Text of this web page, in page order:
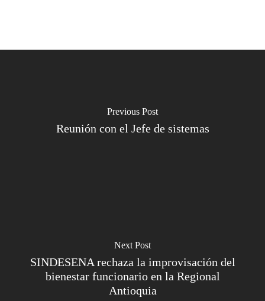
Previous Post
Reunión con el Jefe de sistemas
Next Post
SINDESENA rechaza la improvisación del
bienestar funcionario en la Regional
Antioquia